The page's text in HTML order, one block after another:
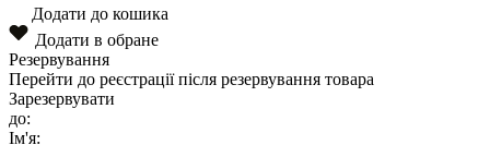
Додати до кошика
Додати в обране
Резервування
Перейти до реєстрації після резервування товара
Зарезервувати
до:
Ім'я: